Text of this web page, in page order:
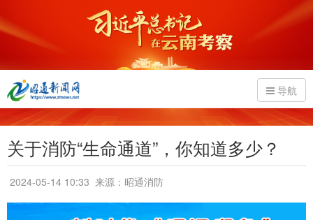
导航
关于消防“生命通道”，你知道多少？
2024-05-14 10:33 来源：昭通消防